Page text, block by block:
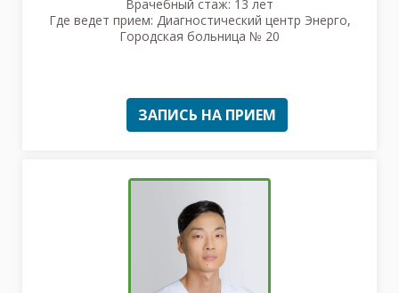
Врачебный стаж: 13 лет
Где ведет прием: Диагностический центр Энерго,
Городская больница № 20
ЗАПИСЬ НА ПРИЕМ